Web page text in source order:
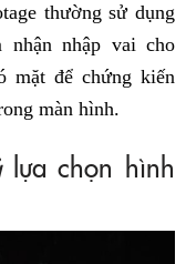
thường sử dụng
nhận nhập vai cho
mặt để chứng kiến
màn hình.
lựa chọn hình